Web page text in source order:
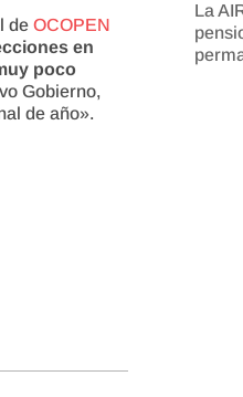
deOCOPEN
en
poco
Gobierno,
de año».
La